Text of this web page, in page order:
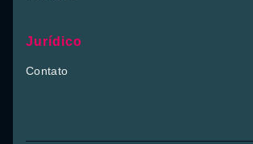
Jurídico
Contato